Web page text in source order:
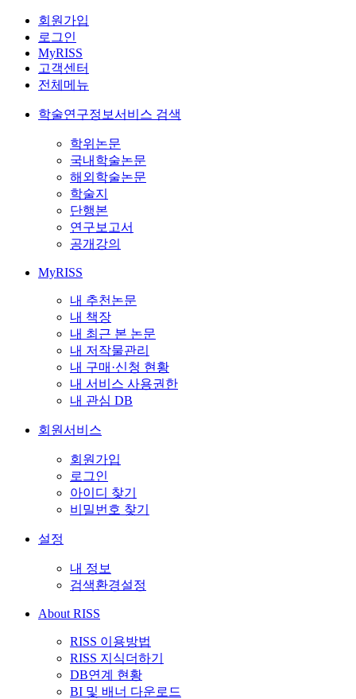
회원가입
로그인
MyRISS
고객센터
전체메뉴
학술연구정보서비스 검색
학위논문
국내학술논문
해외학술논문
학술지
단행본
연구보고서
공개강의
MyRISS
내 추천논문
내 책장
내 최근 본 논문
내 저작물관리
내 구매·신청 현황
내 서비스 사용권한
내 관심 DB
회원서비스
회원가입
로그인
아이디 찾기
비밀번호 찾기
설정
내 정보
검색환경설정
About RISS
RISS 이용방법
RISS 지식더하기
DB연계 현황
BI 및 배너 다운로드